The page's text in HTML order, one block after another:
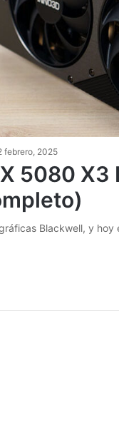
febrero, 2025
5080 X3
Blackwell, y